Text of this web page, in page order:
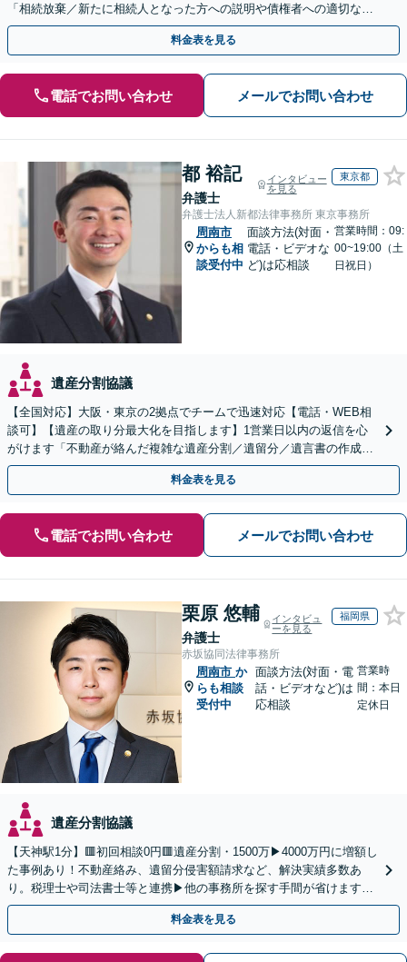
「相続放棄／新たに相続人となった方への説明や債権者への適切な対
応まで、きめ細やかにサポート」【休日・夜間相談可】
料金表を見る
電話でお問い合わせ メールでお問い合わせ
都 裕記
弁護士
インタビュー
を見る
東京都
弁護士法人新都法律事務所 東京事務所
周南市
からも相
談受付中
面談方法(対面・
電話・ビデオな
ど)は応相談
営業時間：09:
00~19:00（土
日祝日）
遺産分割協議
【全国対応】大阪・東京の2拠点でチームで迅速対応【電話・WEB相
談可】【遺産の取り分最大化を目指します】1営業日以内の返信を心
がけます「不動産が絡んだ複雑な遺産分割／遺留分／遺言書の作成・
執行／事業承継など、お任せください」【休日相談あり】
料金表を見る
電話でお問い合わせ メールでお問い合わせ
栗原 悠輔
弁護士
インタビュ
ーを見る
福岡県
赤坂協同法律事務所
周南市 か
らも相談
受付中
面談方法(対面・電
話・ビデオなど)は
応相談
営業時
間：本日
定休日
遺産分割協議
【天神駅1分】🟥初回相談0円🟥遺産分割・1500万▶4000万円に増額し
た事例あり！不動産絡み、遺留分侵害額請求など、解決実績多数あ
り。税理士や司法書士等と連携▶他の事務所を探す手間が省けます！
不動産会社と連携し無料査定&財産調査も◎
料金表を見る